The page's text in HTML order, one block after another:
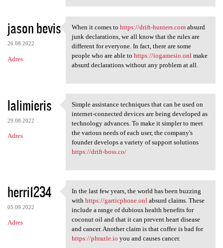
jason bevis
26.08.2022
Adres
When it comes to https:/
When it comes to https://drift-hunters.comabsurd
junk declarations, we all know that the rules are
different for everyone. In fact, there are some
people who are able to https://iogamesio.onlmake
absurd declarations without any problem at all.
lalimieris
29.08.2022
Adres
Simple assistance techniques
Simple assistance techniques that can be used on
internet-connected devices are being developed as
technology advances. To make it simpler to meet
the various needs of each user, the company's
founder develops a variety of support solutions
https://drift-boss.co/
herri1234
05.09.2022
Adres
In the last few years, the
In the last few years, the world has been buzzing
with https://garticphone.onl absurd claims. These
include a range of dubious health benefits for
coconut oil and that it can prevent heart disease
and cancer. Another claim is that coffee is bad for
https://phrazle.io you and causes cancer.